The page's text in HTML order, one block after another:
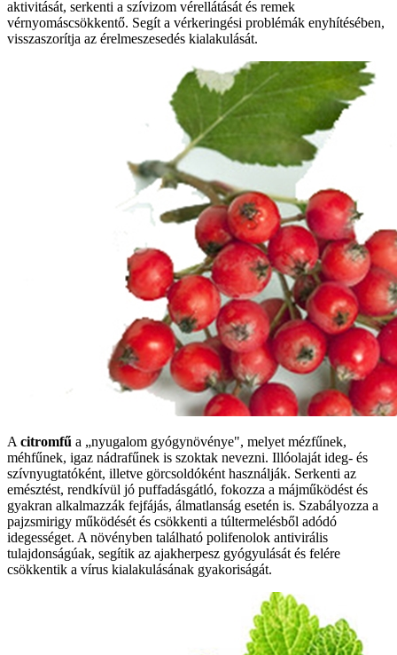
aktivitását, serkenti a szívizom vérellátását és remek
vérnyomáscsökkentő. Segít a vérkeringési problémák enyhítésében,
visszaszorítja az érelmeszesedés kialakulását.
A citromfű a „nyugalom gyógynövénye", melyet mézfűnek,
méhfűnek, igaz nádrafűnek is szoktak nevezni. Illóolaját ideg- és
szívnyugtatóként, illetve görcsoldóként használják. Serkenti az
emésztést, rendkívül jó puffadásgátló, fokozza a májműködést és
gyakran alkalmazzák fejfájás, álmatlanság esetén is. Szabályozza a
pajzsmirigy működését és csökkenti a túltermelésből adódó
idegességet. A növényben található polifenolok antivirális
tulajdonságúak, segítik az ajakherpesz gyógyulását és felére
csökkentik a vírus kialakulásának gyakoriságát.